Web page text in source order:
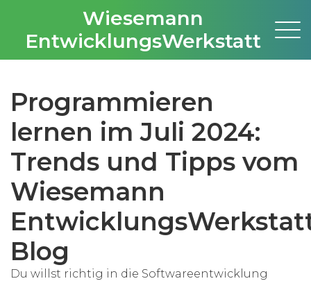
Wiesemann
EntwicklungsWerkstatt
Programmieren
lernen im Juli 2024:
Trends und Tipps vom
Wiesemann
Blog
Du willst richtig in die Softwareentwicklung